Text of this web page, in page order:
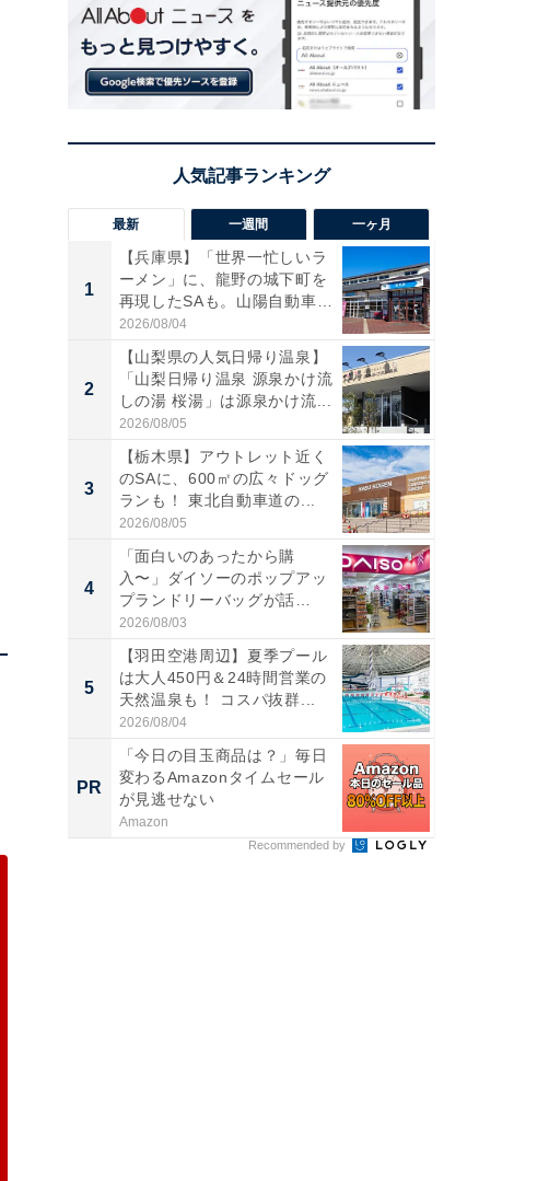
最新 一週間 一ヶ月
1
【兵庫県】「世界一忙しいラ
ーメン」に、龍野の城下町を
再現したSAも。山陽自動車
道...
2026/08/04
2
【山梨県の人気日帰り温泉】
「山梨日帰り温泉 源泉かけ流
しの湯 桜湯」は源泉かけ流...
2026/08/05
3
【栃木県】アウトレット近く
のSAに、600㎡の広々ドッグ
ランも！ 東北自動車道の...
2026/08/05
4
「面白いのあったから購
入〜」ダイソーのポップアッ
プランドリーバッグが話
題。“さま...
2026/08/03
5
【羽田空港周辺】夏季プール
は大人450円＆24時間営業の
天然温泉も！ コスパ抜群...
2026/08/04
PR
「今日の目玉商品は？」毎日
変わるAmazonタイムセール
が見逃せない
Amazon
Recommended by